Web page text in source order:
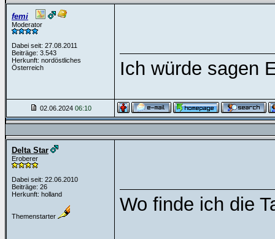
femi
Moderator
Dabei seit: 27.08.2011
Beiträge: 3.543
Herkunft: nordöstliches
Österreich
Ich würde sagen
02.06.2024 06:10
Delta Star
Eroberer
Dabei seit: 22.06.2010
Beiträge: 26
Herkunft: holland
Themenstarter
Wo finde ich die